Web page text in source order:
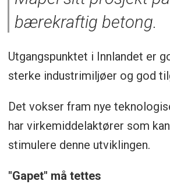
bærekraftig betong.
Utgangspunktet i Innlandet er
sterke industrimiljøer og god
Det vokser fram nye
har virkemiddelaktører som
stimulere denne utviklingen.
"Gapet" må tettes